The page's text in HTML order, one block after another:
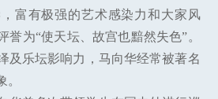
富有极强的艺术感染力和大家风
誉为“使天坛、故宫也黯然失色”。
及乐坛影响力，马向华经常被著名